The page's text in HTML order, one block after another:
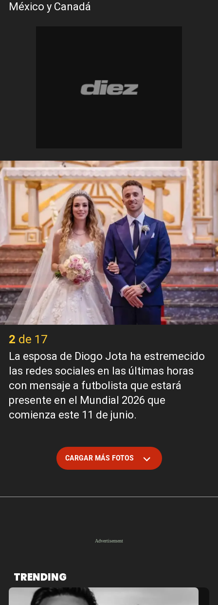
México y Canadá
2 de 17
La esposa de Diogo Jota ha estremecido
las redes sociales en las últimas horas
con mensaje a futbolista que estará
presente en el Mundial 2026 que
comienza este 11 de junio.
CARGAR MÁS FOTOS
TRENDING